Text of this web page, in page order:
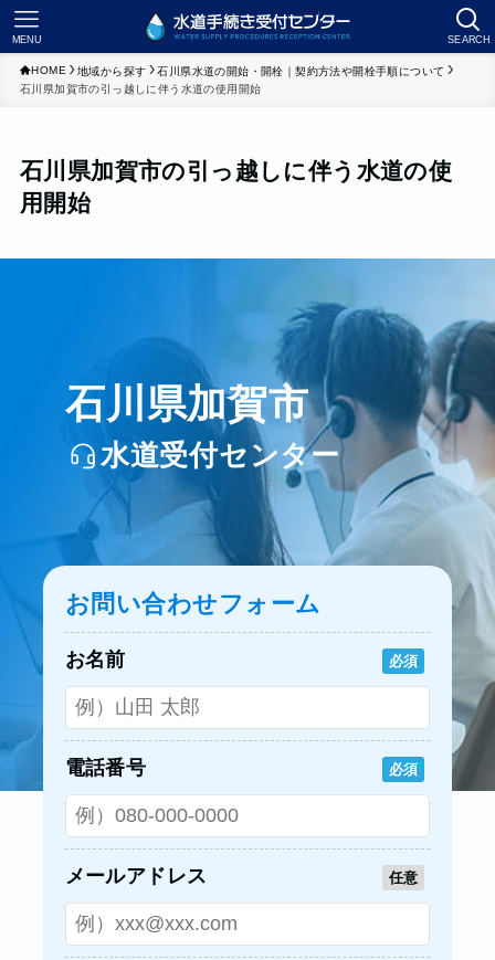
SEARCH
MENU
HOME 地域から探す
石川県水道の開始・開栓｜契約方法や開栓手順について
石川県加賀市の引っ越しに伴う水道の使用開始
石川県加賀市の引っ越しに伴う水道の使
用開始
石川県加賀市
水道受付センター
お問い合わせフォーム
お名前 必須
電話番号 必須
メールアドレス 任意